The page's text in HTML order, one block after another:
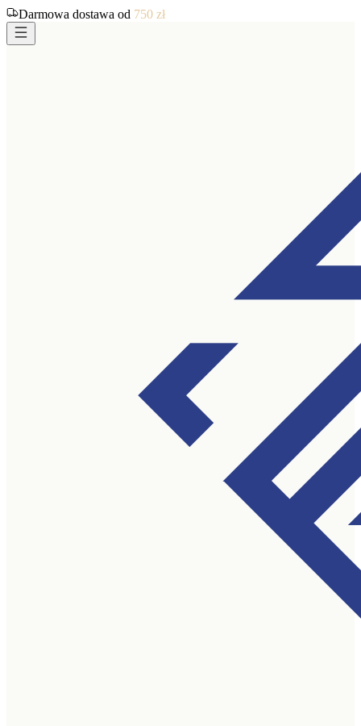
Darmowa dostawa od 750 zł